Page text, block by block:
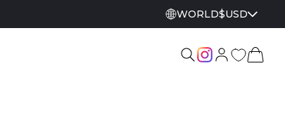
WORLD$USD